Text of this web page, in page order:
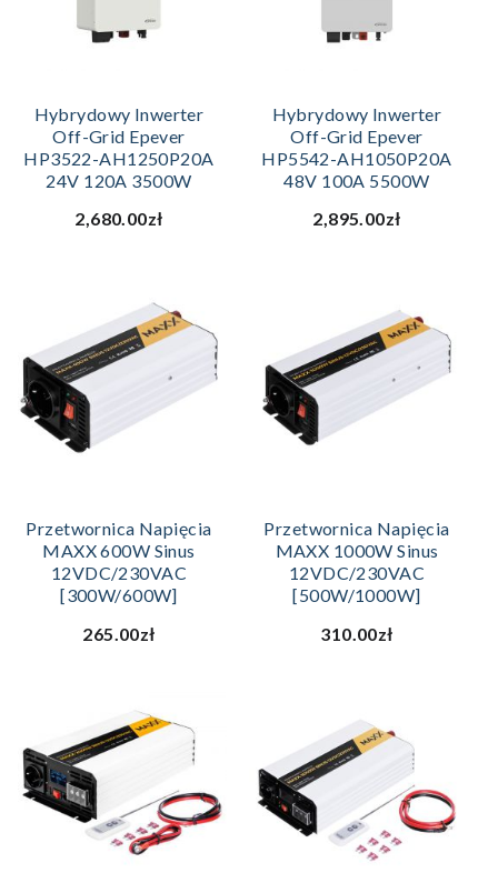
Hybrydowy Inwerter
Off-Grid Epever
HP3522-AH1250P20A
24V 120A 3500W
2,680.00zł
Hybrydowy Inwerter
Off-Grid Epever
HP5542-AH1050P20A
48V 100A 5500W
2,895.00zł
Przetwornica Napięcia
MAXX 600W Sinus
12VDC/230VAC
[300W/600W]
265.00zł
Przetwornica Napięcia
MAXX 1000W Sinus
12VDC/230VAC
[500W/1000W]
310.00zł